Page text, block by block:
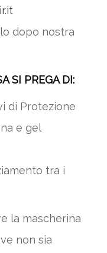
dopo nostra
SI PREGA DI:
di Protezione
e gel
tra i
la mascherina
non sia